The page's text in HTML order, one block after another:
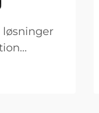
en forskel